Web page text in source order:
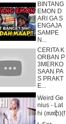
BINTANG
EMON D
ARI GA S
ENGAJA
SAMPE
N...
CERITA K
ORBAN P
3MERKO
SAAN PA
S PRAKT
E...
Weird Ge
nius - Lat
hi (ꦭꦛꦶ)(f